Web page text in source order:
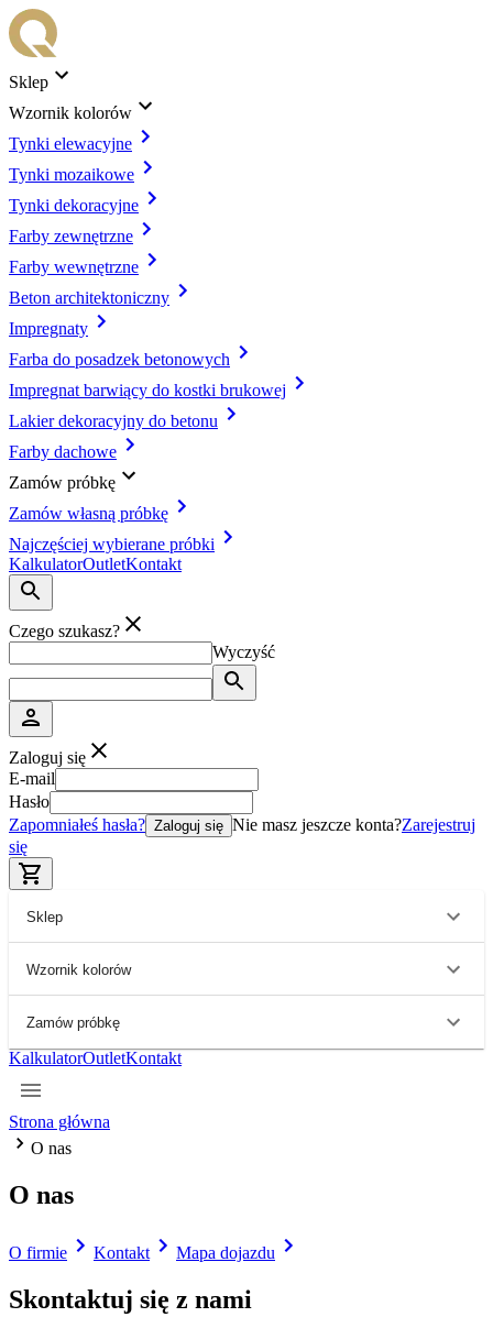
Sklep
Wzornik kolorów
Tynki elewacyjne
Tynki mozaikowe
Tynki dekoracyjne
Farby zewnętrzne
Farby wewnętrzne
Beton architektoniczny
Impregnaty
Farba do posadzek betonowych
Impregnat barwiący do kostki brukowej
Lakier dekoracyjny do betonu
Farby dachowe
Zamów próbkę
Zamów własną próbkę
Najczęściej wybierane próbki
KalkulatorOutletKontakt
Czego szukasz?
Wyczyść
Zaloguj się
E-mail
Hasło
Zapomniałeś hasła? Zaloguj się Nie masz jeszcze konta?Zarejestruj
się
Sklep
Wzornik kolorów
Zamów próbkę
KalkulatorOutletKontakt
Strona główna
O nas
O nas
O firmie Kontakt Mapa dojazdu
Skontaktuj się z nami